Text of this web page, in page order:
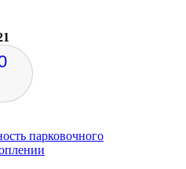
парковочного